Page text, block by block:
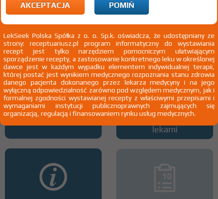
Wszystkie dawki leku
Interakcje z lekami
ATC
Interakcje z wieloma
lekami
AKCEPTACJA POMIŃ
LekSeek Polska Spółka z o. o. Sp.k. oświadcza, że udostępniany ze
strony: receptuariusz.pl program informatyczny do wystawiania
recept jest tylko narzędziem pomocniczym ułatwiającym
sporządzenie recepty, a zastosowanie konkretnego leku w określonej
dawce jest w każdym wypadku elementem indywidualnej terapii,
której postać jest wynikiem medycznego rozpoznania stanu zdrowia
danego pacjenta dokonanego przez lekarza medycyny i na jego
wyłączną odpowiedzialność zarówno pod względem medycznym, jak i
formalnej zgodności wystawianej recepty z właściwymi przepisami i
wymaganiami instytucji publicznoprawnych zajmujących się
organizacją, regulacją i finansowaniem rynku usług medycznych.